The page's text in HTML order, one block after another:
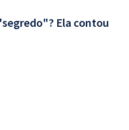
Ela contou